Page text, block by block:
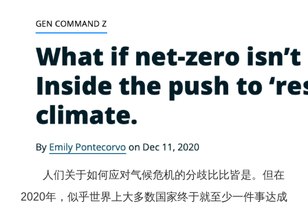
人们关于如何应对气候危机的分歧比比皆是。但在
2020年，似乎世界上大多数国家终于就至少一件事达成